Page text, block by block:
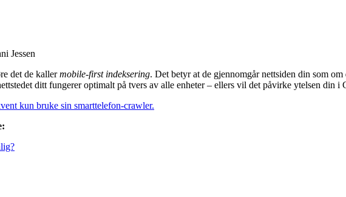
Jessen
det de kallermobile-first indeksering. Det betyr at de gjennomgår nettsiden din som
ditt fungerer optimalt på tvers av alle enheter – ellers vil det påvirke ytelsen din i
kun bruke sin smarttelefon-crawler.